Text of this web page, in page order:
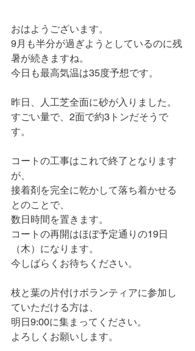
おはようございます。
9月も半分が過ぎようとしているのに残
暑が続きますね。
今日も最高気温は35度予想です。
昨日、人工芝全面に砂が入りました。
すごい量で、2面で約3トンだそうで
す。
コートの工事はこれで終了となります
が、
接着剤を完全に乾かして落ち着かせる
とのことで、
数日時間を置きます。
コートの再開はほぼ予定通りの19日
（木）になります。
今しばらくお待ちください。
枝と葉の片付けボランティアに参加し
ていただける方は、
明日9:00に集まってください。
よろしくお願いします。